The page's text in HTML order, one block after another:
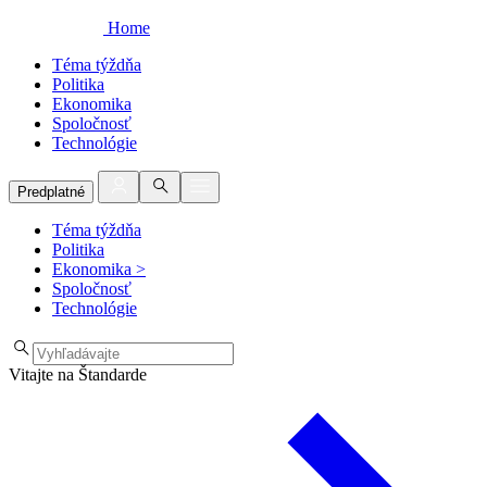
Home
Téma týždňa
Politika
Ekonomika
Spoločnosť
Technológie
Predplatné
Téma týždňa
Politika
Ekonomika >
Spoločnosť
Technológie
Vitajte na Štandarde